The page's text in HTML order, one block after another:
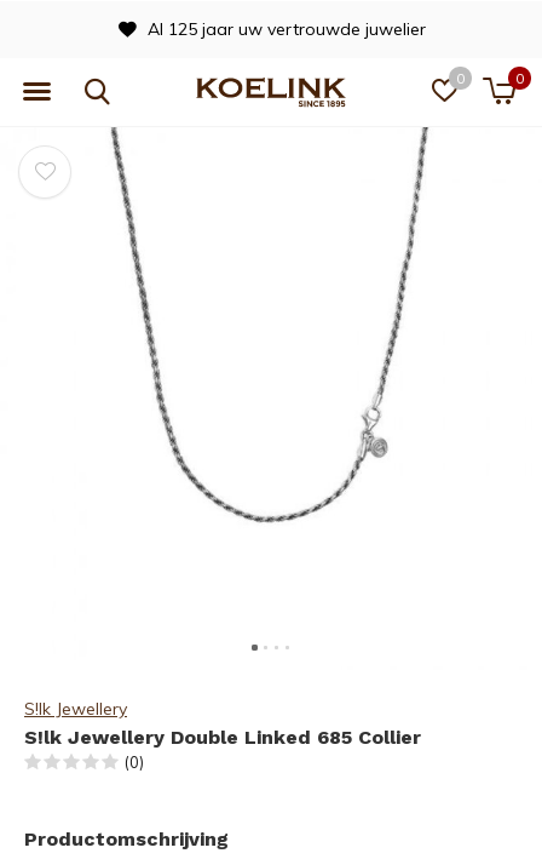
0 0
Al 125 jaar uw vertrouwde juwelier
S!lk Jewellery
S!lk Jewellery Double Linked 685 Collier
(0)
Productomschrijving